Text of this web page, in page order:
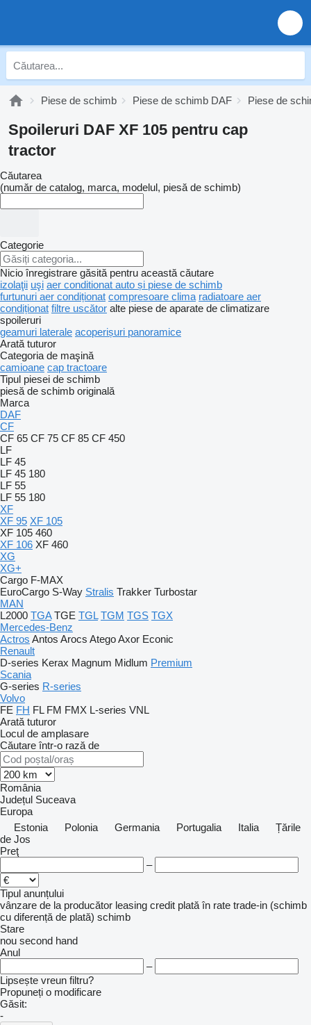
Piese de schimb Piese de schimb DAF Piese de
Spoileruri DAF XF 105 pentru cap
tractor
Căutarea
(număr de catalog, marca, modelul, piesă de schimb)
Categorie
Nicio înregistrare găsită pentru această căutare
izolaţii uşi aer conditionat auto și piese de schimb
furtunuri aer condiționat compresoare clima radiatoare aer
condiționat filtre uscător alte piese de aparate de climatizare
spoileruri
geamuri laterale acoperișuri panoramice
Arată tuturor
Categoria de maşină
camioane cap tractoare
Tipul piesei de schimb
piesă de schimb originală
Marca
DAF
CF
CF 65 CF 75 CF 85 CF 450
LF
LF 45
LF 45 180
LF 55
LF 55 180
XF
XF 95 XF 105
XF 105 460
XF 106 XF 460
XG
XG+
Cargo F-MAX
EuroCargo S-Way Stralis Trakker Turbostar
MAN
L2000 TGA TGE TGL TGM TGS TGX
Mercedes-Benz
Actros Antos Arocs AtegoAxor Econic
Renault
D-series Kerax Magnum Midlum Premium
Scania
G-series R-series
Volvo
FE FH FL FM FMX L-series VNL
Arată tuturor
Locul de amplasare
Căutare într-o rază de
România
Județul Suceava
Europa
Estonia
Polonia Germania Portugalia Italia
Țările
de Jos
Preţ
–
Tipul anunțului
vânzare de la producător leasing credit plată în rate trade-in (schimb
cu diferență de plată) schimb
Stare
nou second hand
Anul
–
Lipsește vreun filtru?
Propuneți o modificare
Găsit:
-